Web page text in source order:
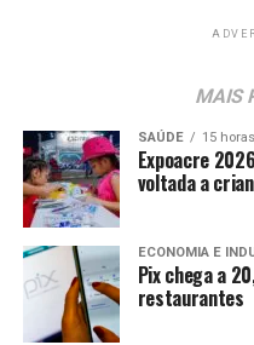
MAIS
SAÚDE 15
Expoacre
voltada a
ECONOMIA E
Pix chega a
restaurantes